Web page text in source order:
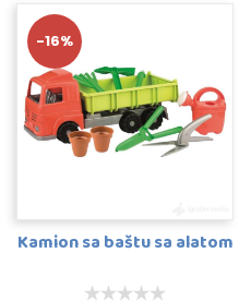
-16%
Kamion sa baštu sa alatom